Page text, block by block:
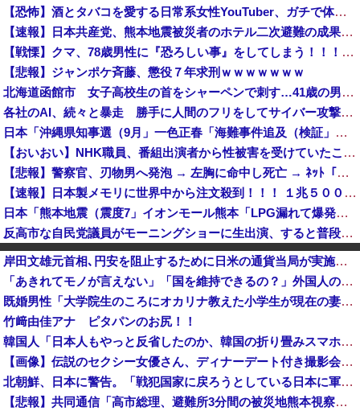
【恐怖】酒とタバコを愛する日常系女性YouTuber、ガチで体が終わる・・・
【速報】日本共産党、熊本地震被災者のホテル二次避難の成果はウチだとアレオレ詐欺をはじめる
【戦慄】クマ、78歳男性に『恐ろしい事』をしてしまう！！！！！！！
【悲報】ジャンポケ斉藤、懲役７年求刑ｗｗｗｗｗｗｗ
北海道函館市 女子高校生の首をシャーペンで刺す…41歳の男を現行犯逮捕 面識なし [8/5]
各社のAI、続々と暴走 勝手に人間のフリをしてサイバー攻撃を仕掛ける事件が相次ぐ
日本「沖縄県知事選（9月」一色正春「海難事件追及（検証」八重山日報「抗議団体が危険航行（生徒乗せ制限区域侵入」第三者委員会「抗議団体の構成組織は...
【おいおい】NHK職員、番組出演者から性被害を受けていたことが発覚「PTSDと診断されるも、復職時に異動希望かなわず」
【悲報】警察官、刃物男へ発泡 → 左胸に命中し死亡 → ﾈｯﾄ「手足を狙え」「過剰防衛だ」と批判の声…
【速報】日本製メモリに世界中から注文殺到！！！ １兆５０００億円で工場増築へ
日本「熊本地震（震度7」イオンモール熊本「LPG漏れて爆発（液化石油ｶﾞｽ」日本「爆発で火災が吹き飛ぶ（爆轟発生説」ハビタ「遺族説明の虚偽を認め...
反高市な自民党議員がモーニングショーに生出演、すると普段は自民を叩きまくりの某出演者が……
フェミさん「女性視点の避難所を提言します」
岸田文雄元首相､円安を阻止するために日米の通貨当局が実施した為替介入は｢一時しのぎに過ぎない｣との認識を示す
「あきれてモノが言えない」「国を維持できるの？」外国人の永住許可要件の厳格化で在日中国人の本音は？
既婚男性「大学院生のころにオカリナ教えた小学生が現在の妻ですね」→ネット大荒れｗｗｗｗ
竹﨑由佳アナ ピタパンのお尻！！
韓国人「日本人もやっと反省したのか、韓国の折り畳みスマホが欲しくて欲しくて我慢できないみたいです」
【画像】伝説のセクシー女優さん、ディナーデート付き撮影会が話題になってしまうｗｗｗｗｗｗ
北朝鮮、日本に警告。「戦犯国家に戻ろうとしている日本に軍事的選択肢を検討」
【悲報】共同通信「高市総理、避難所3分間の被災地熊本視察動画に批判！」 → 内閣報道官「避難所視察は51分間！大変な状況の中で、1時間近く受け入れていただき、感謝！」